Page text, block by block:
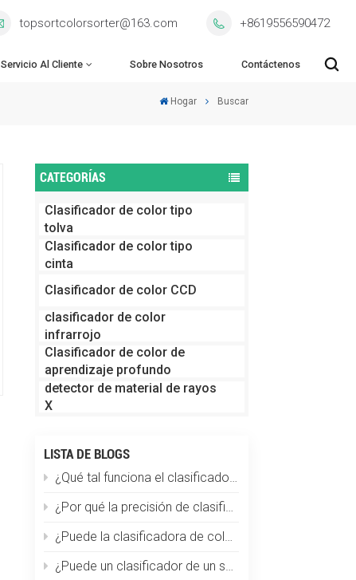
topsortcolorsorter@163.com +8619556590472
Servicio Al Cliente Sobre Nosotros Contáctenos
Hogar Buscar
CATEGORÍAS
Clasificador de color tipo
tolva
Clasificador de color tipo
cinta
Clasificador de color CCD
clasificador de color
infrarrojo
Clasificador de color de
aprendizaje profundo
detector de material de rayos
X
LISTA DE BLOGS
¿Qué tal funciona el clasificador de color en la clasificación de partículas de plástico?
¿Por qué la precisión de clasificación disminuye repentinamente?
¿Puede la clasificadora de color Topsort clasificar los granos de café por tamaño, color y defectos a la vez?
¿Puede un clasificador de un solo color manejar múltiples materiales?